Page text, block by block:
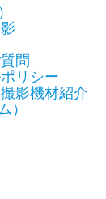
問
リシー
影機材紹介
）